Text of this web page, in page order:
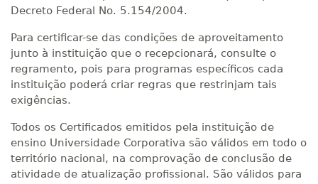
Decreto Federal No. 5.154/2004.
Para certificar-se das condições de aproveitamento
junto à instituição que o recepcionará, consulte o
regramento, pois para programas específicos cada
instituição poderá criar regras que restrinjam tais
exigências.
Todos os Certificados emitidos pela instituição de
ensino Universidade Corporativa são válidos em todo o
território nacional, na comprovação de conclusão de
atividade de atualização profissional. São válidos para